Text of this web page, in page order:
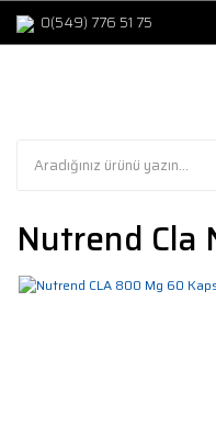
0(549) 776 51 75
Nutrend Cla